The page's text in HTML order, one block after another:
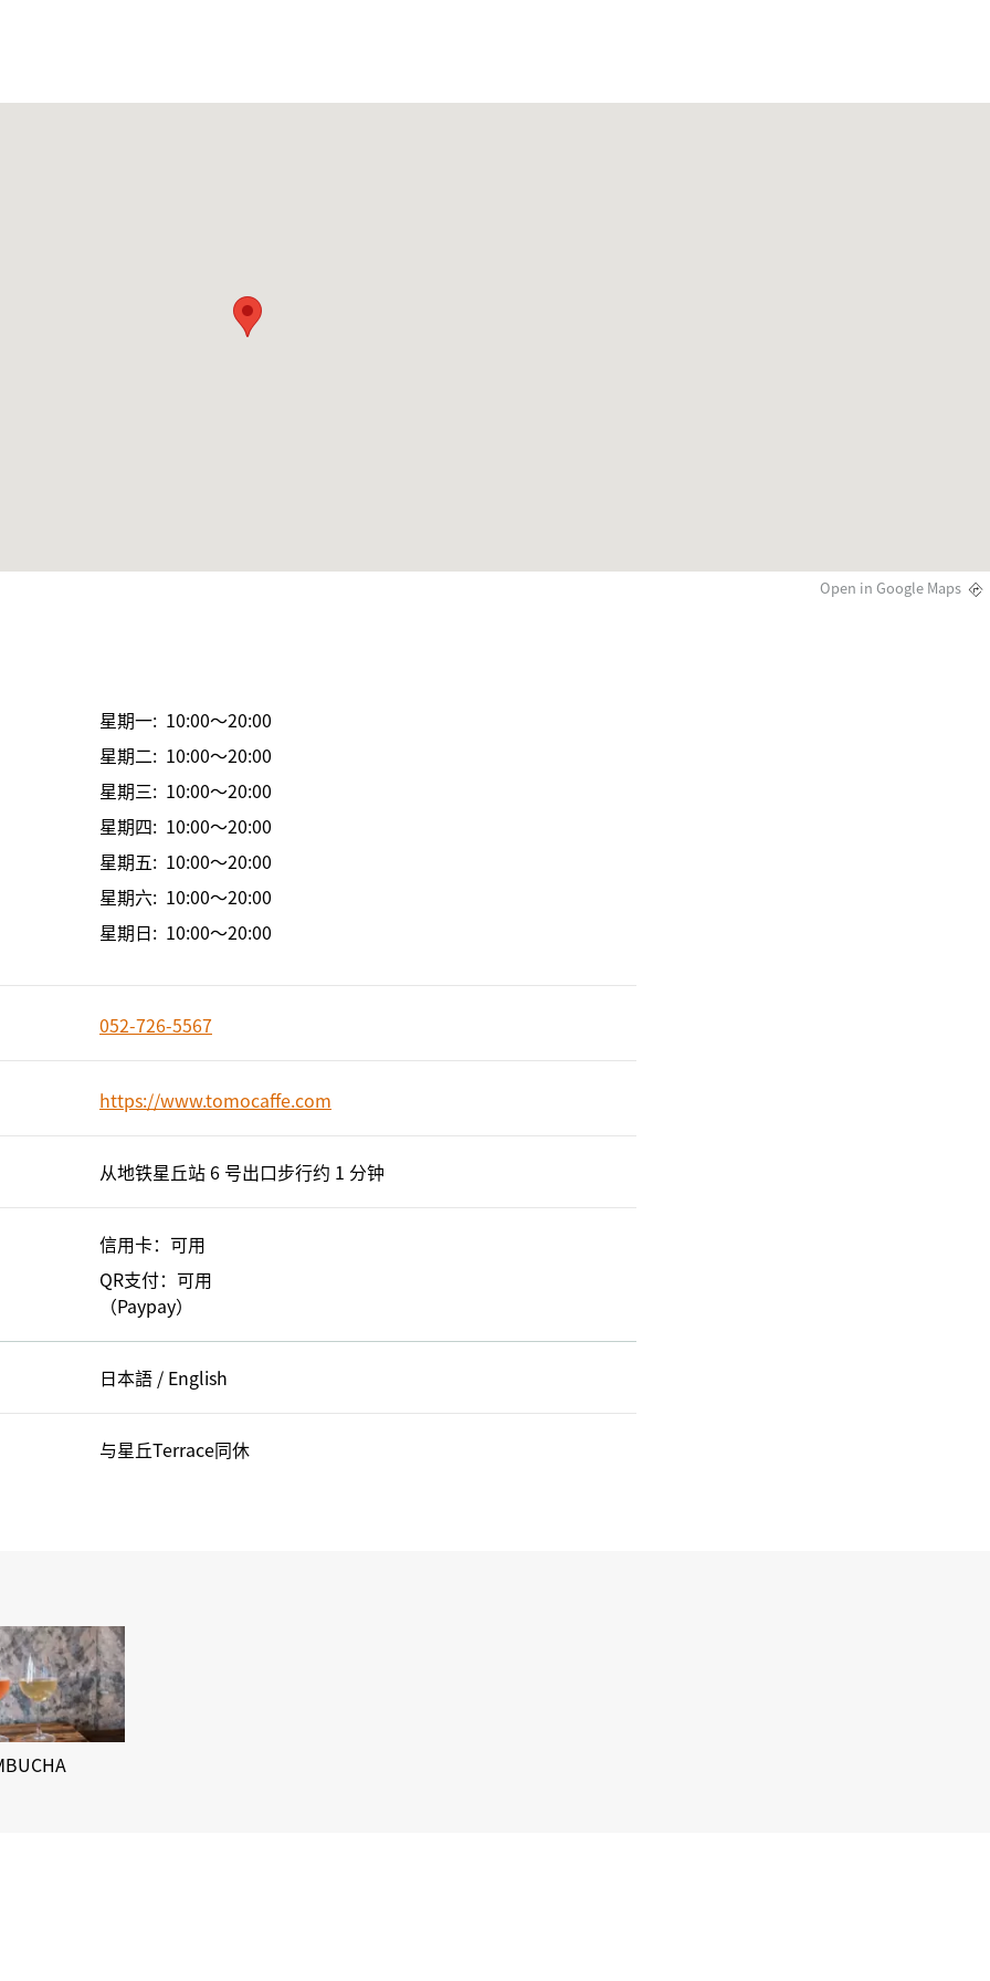
Open in Google Maps
星期一: 10:00～20:00
星期二: 10:00～20:00
星期三: 10:00～20:00
星期四: 10:00～20:00
星期五: 10:00～20:00
星期六: 10:00～20:00
星期日: 10:00～20:00
052-726-5567
https://www.tomocaffe.com
从地铁星丘站 6 号出口步行约 1 分钟
信用卡：可用
QR支付：可用
（Paypay）
日本語 / English
与星丘Terrace同休